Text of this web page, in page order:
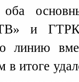
оба
и ГТРК
линию
в итоге